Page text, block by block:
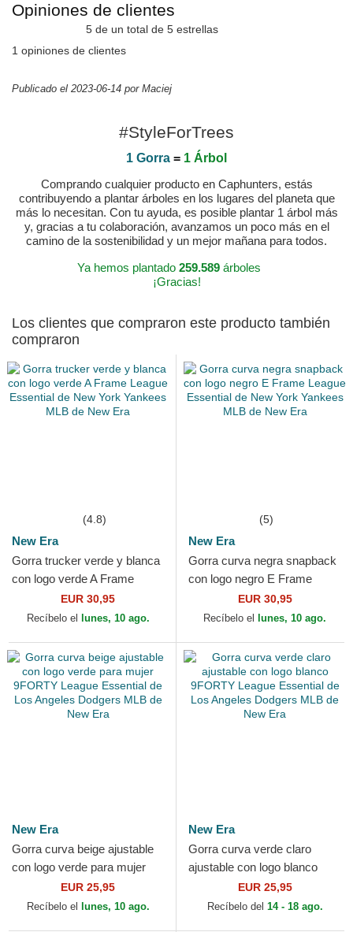
Opiniones de clientes
5 de un total de 5 estrellas
1 opiniones de clientes
Publicado el 2023-06-14 por Maciej
#StyleForTrees
1 Gorra = 1 Árbol
Comprando cualquier producto en Caphunters, estás
contribuyendo a plantar árboles en los lugares del planeta que
más lo necesitan. Con tu ayuda, es posible plantar 1 árbol más
y, gracias a tu colaboración, avanzamos un poco más en el
camino de la sostenibilidad y un mejor mañana para todos.
Ya hemos plantado 259.589 árboles
¡Gracias!
Los clientes que compraron este producto también
compraron
(4.8)
New Era
Gorra trucker verde y blanca
con logo verde A Frame
League Essential de New
York Yankees MLB de...
EUR 30,95
Recíbelo el lunes, 10 ago.
(5)
New Era
Gorra curva negra snapback
con logo negro E Frame
League Essential de New
York Yankees MLB de New...
EUR 30,95
Recíbelo el lunes, 10 ago.
New Era
Gorra curva beige ajustable
con logo verde para mujer
9FORTY League Essential
de Los Angeles...
EUR 25,95
Recíbelo el lunes, 10 ago.
New Era
Gorra curva verde claro
ajustable con logo blanco
9FORTY League Essential
de Los Angeles Dodgers...
EUR 25,95
Recíbelo del 14 - 18 ago.